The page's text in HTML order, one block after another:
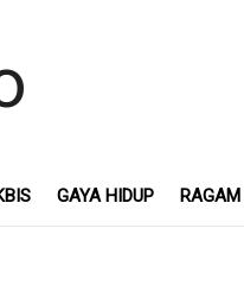
GAYA HIDUP RAGAM